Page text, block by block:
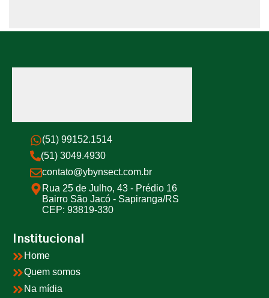
(51) 99152.1514
(51) 3049.4930
contato@ybynsect.com.br
Rua 25 de Julho, 43 - Prédio 16
Bairro São Jacó - Sapiranga/RS
CEP: 93819-330
Institucional
Home
Quem somos
Na mídia